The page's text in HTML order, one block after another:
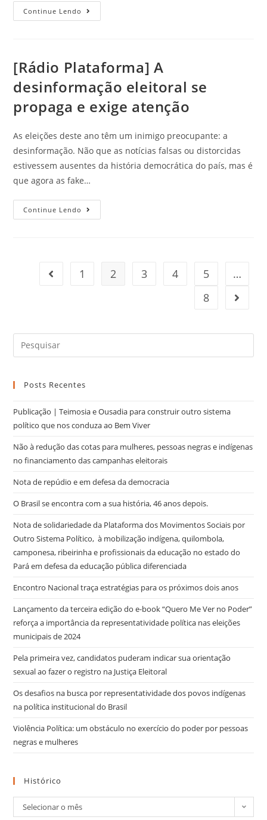
Continue Lendo
[Rádio Plataforma] A
desinformação eleitoral se
propaga e exige atenção
As eleições deste ano têm um inimigo preocupante: a
desinformação. Não que as notícias falsas ou distorcidas
estivessem ausentes da história democrática do país, mas é
que agora as fake…
Continue Lendo
1 2 3 4 5
…
8
Posts Recentes
Publicação | Teimosia e Ousadia para construir outro sistema
político que nos conduza ao Bem Viver
Não à redução das cotas para mulheres, pessoas negras e indígenas
no financiamento das campanhas eleitorais
Nota de repúdio e em defesa da democracia
O Brasil se encontra com a sua história, 46 anos depois.
Nota de solidariedade da Plataforma dos Movimentos Sociais por
Outro Sistema Político, à mobilização indígena, quilombola,
camponesa, ribeirinha e profissionais da educação no estado do
Pará em defesa da educação pública diferenciada
Encontro Nacional traça estratégias para os próximos dois anos
Lançamento da terceira edição do e-book “Quero Me Ver no Poder”
reforça a importância da representatividade política nas eleições
municipais de 2024
Pela primeira vez, candidatos puderam indicar sua orientação
sexual ao fazer o registro na Justiça Eleitoral
Os desafios na busca por representatividade dos povos indígenas
na política institucional do Brasil
Violência Política: um obstáculo no exercício do poder por pessoas
negras e mulheres
Histórico
Selecionar o mês